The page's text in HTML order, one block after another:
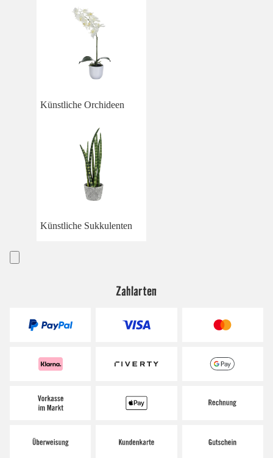
Künstliche Orchideen
Künstliche Sukkulenten
Zahlarten